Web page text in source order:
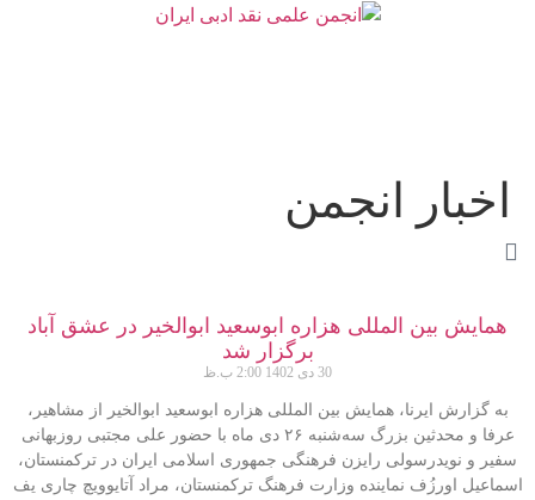
اخبار انجمن
همایش بین المللی هزاره ابوسعید ابوالخیر در عشق آباد
برگزار شد
30 دی 1402 2:00 ب.ظ
به گزارش ایرنا، همایش بین المللی هزاره ابوسعید ابوالخیر از مشاهیر،
عرفا و محدثین بزرگ سه‌شنبه ۲۶ دی ماه با حضور علی مجتبی روزبهانی
سفیر و نویدرسولی رایزن فرهنگی جمهوری اسلامی ایران در ترکمنستان،
اسماعیل اورزُف نماینده وزارت فرهنگ ترکمنستان، مراد آتایوویچ چاری یف